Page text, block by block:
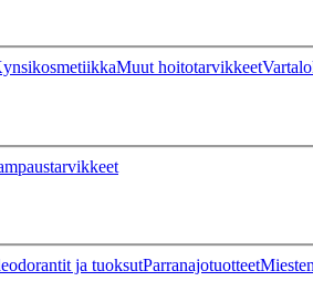
Muut hoitotarvikkeet
ja tuoksutParranajotuotteet